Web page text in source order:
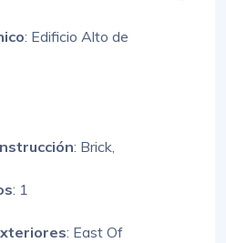
: Edificio Alto de
: Brick,
: 1
: East Of